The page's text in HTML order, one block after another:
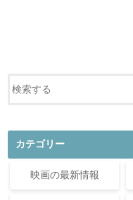
カテゴリー
映画の最新情報